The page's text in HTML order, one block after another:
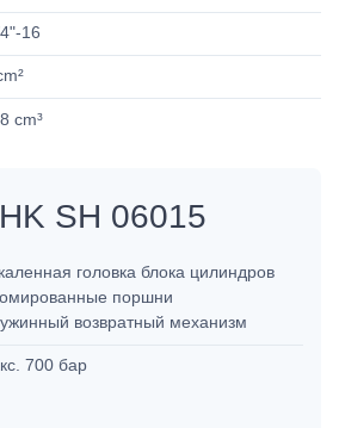
16
cm³
SH 06015
головка блока цилиндров
поршни
возвратный механизм
700 бар